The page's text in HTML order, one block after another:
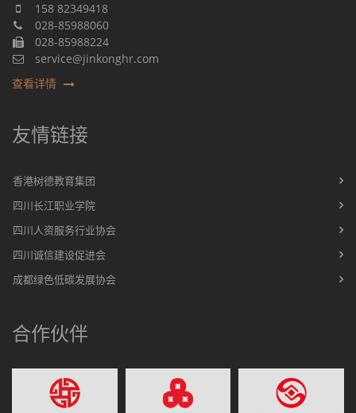
158 82349418
028-85988060
028-85988224
service@jinkonghr.com
查看详情
友情链接
香港树德教育集团
四川长江职业学院
四川人资服务行业协会
四川诚信建设促进会
成都绿色低碳发展协会
合作伙伴